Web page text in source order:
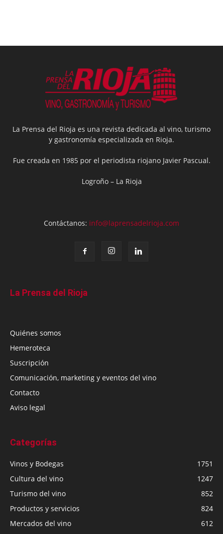
La Prensa del Rioja es una revista dedicada al vino, turismo
y gastronomía especializada en Rioja.
Fue creada en 1985 por el periodista riojano Javier Pascual.
Logroño – La Rioja
Contáctanos: info@laprensadelrioja.com
La Prensa del Rioja
Quiénes somos
Hemeroteca
Suscripción
Comunicación, marketing y eventos del vino
Contacto
Aviso legal
Categorías
Vinos y Bodegas
1751
Cultura del vino
1247
Turismo del vino
852
Productos y servicios
824
Mercados del vino
612